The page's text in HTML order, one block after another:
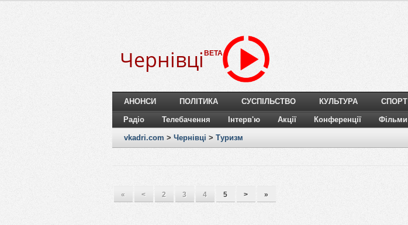
Чернівці BETA
АНОНСИ ПОЛІТИКА СУСПІЛЬСТВО КУЛЬТУРА СПОРТ
Радіо Телебачення Інтерв'ю Акції Конференції Фільми
vkadri.com > Чернівці > Туризм
« < 2 3 4 5 > »